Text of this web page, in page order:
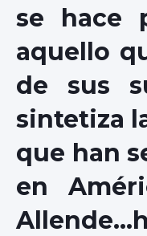
se hace
aquello
de sus
sintetiza
que han
en